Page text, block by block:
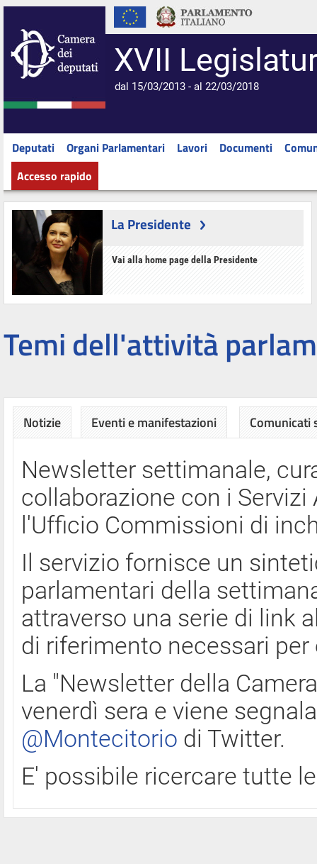
XVII
dal 15/03/2013 - al 22/03/2018
Deputati Organi Parlamentari Lavori Documenti
Accesso rapido
La Presidente
Vai alla home page della Presidente
Temi dell'attività
Notizie Eventi e manifestazioni Comunicati
Newsletter settimanale,
collaborazione con i
l'Ufficio Commissioni di
Il servizio fornisce un
parlamentari della
attraverso una serie di link
di riferimento necessari
La "Newsletter della
venerdì sera e viene
@Montecitorio di Twitter.
E' possibile ricercare tutte